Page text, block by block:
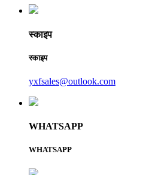
स्काइप
स्काइप
yxfsales@outlook.com
WHATSAPP
WHATSAPP